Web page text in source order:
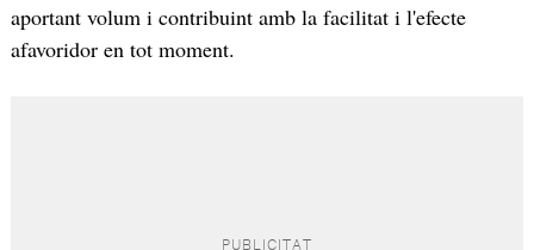
aportant volum i contribuint amb la facilitat i l'efecte
afavoridor en tot moment.